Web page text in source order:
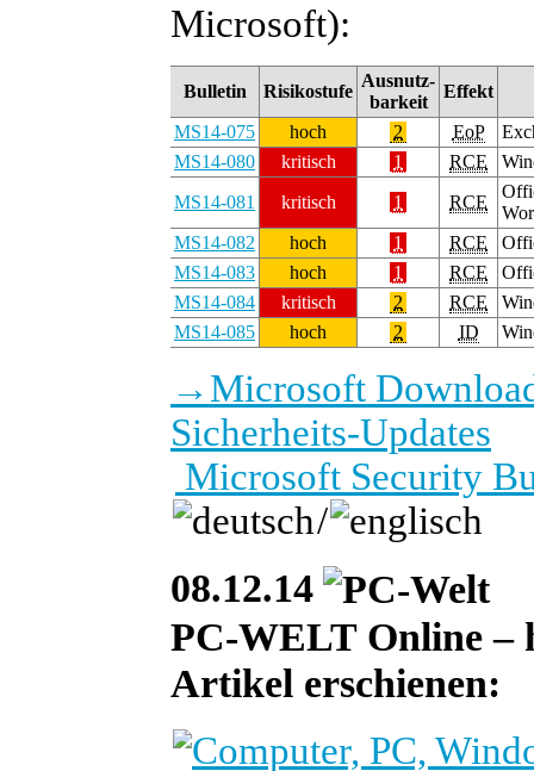
Microsoft):
Bulletin Risikostufe
Ausnutz-
barkeit
Effekt
MS14-075
hoch 2 EoP
MS14-080
kritisch 1 RCE
MS14-081
kritisch 1 RCE
MS14-082
hoch 1 RCE
MS14-083
hoch 1 RCE
MS14-084
kritisch 2 RCE
MS14-085
hoch 2 ID
→Microsoft
Sicherheits-Updates
Microsoft Security
/
08.12.14
PC-WELT Online –
Artikel erschienen: